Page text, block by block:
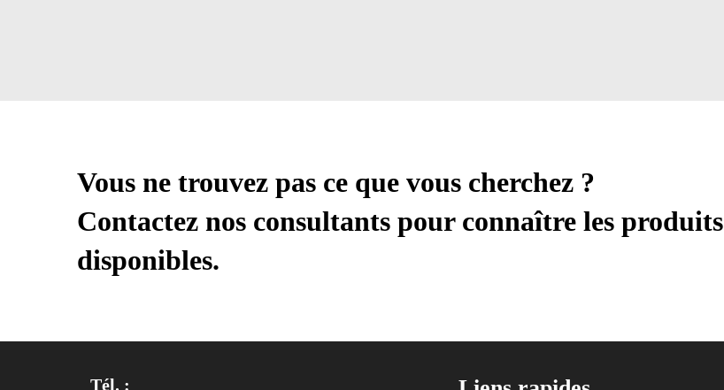
Vous ne trouvez pas ce que vous cherchez ?
Contactez nos consultants pour connaître les produits
disponibles.
Tél. :